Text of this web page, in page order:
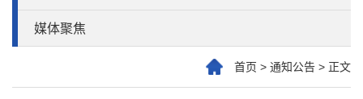
媒体聚焦
首页 > 通知公告 > 正文